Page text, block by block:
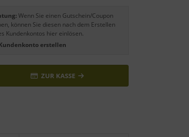
Wenn Sie einen Gutschein/Coupon
können Sie diesen nach dem Erstellen
Kundenkontos hier einlösen.
erstellen
ZUR KASSE